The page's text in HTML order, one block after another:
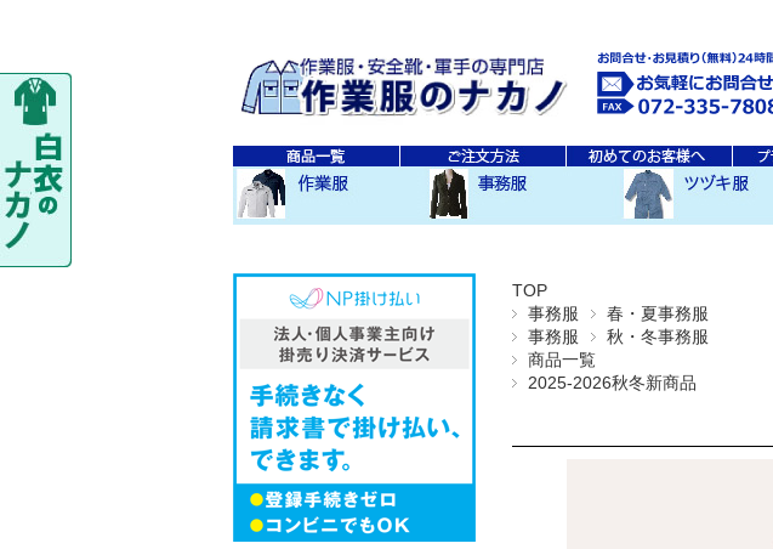
TOP
事務服
春・夏事務服
事務服
秋・冬事務服
商品一覧
2025-2026秋冬新商品